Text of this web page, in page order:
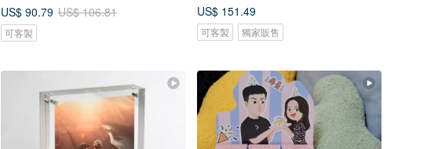
US$ 90.79 US$ 106.81
可客製
US$ 151.49
可客製 獨家販售